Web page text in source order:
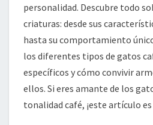
personalidad. Descubre todo
criaturas: desde sus
hasta su comportamiento
los diferentes tipos de gatos
específicos y cómo convivir
ellos. Si eres amante de los
tonalidad café, ¡este artículo